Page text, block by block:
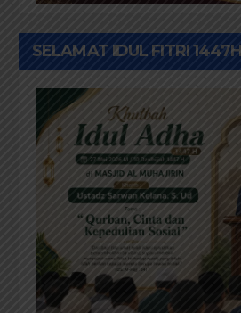
SELAMAT IDUL FITRI 1447H